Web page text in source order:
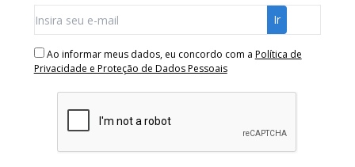
Ao informar meus dados, eu concordo com a Política de
Privacidade e Proteção de Dados Pessoais